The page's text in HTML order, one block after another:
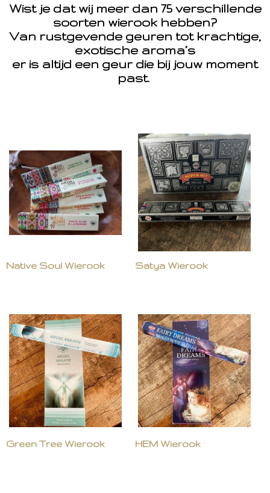
Wist je dat wij meer dan 75 verschillende
soorten wierook hebben?
Van rustgevende geuren tot krachtige,
exotische aroma’s
er is altijd een geur die bij jouw moment
past.
Native Soul Wierook Satya Wierook
Green Tree Wierook HEM Wierook